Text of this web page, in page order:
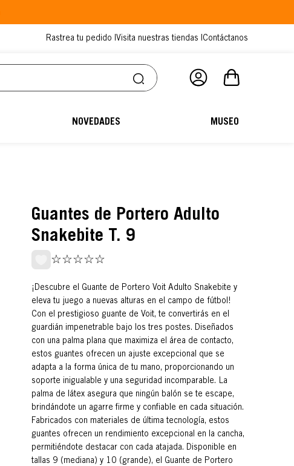
Rastrea tu pedido |Visita nuestras tiendas |Contáctanos
NOVEDADES MUSEO
Guantes de Portero Adulto
Snakebite T. 9
☆☆☆☆☆
¡Descubre el Guante de Portero Voit Adulto Snakebite y
eleva tu juego a nuevas alturas en el campo de fútbol!
Con el prestigioso guante de Voit, te convertirás en el
guardián impenetrable bajo los tres postes. Diseñados
con una palma plana que maximiza el área de contacto,
estos guantes ofrecen un ajuste excepcional que se
adapta a la forma única de tu mano, proporcionando un
soporte inigualable y una seguridad incomparable. La
palma de látex asegura que ningún balón se te escape,
brindándote un agarre firme y confiable en cada situación.
Fabricados con materiales de última tecnología, estos
guantes ofrecen un rendimiento excepcional en la cancha,
permitiéndote destacar con cada atajada. Disponible en
tallas 9 (mediana) y 10 (grande), el Guante de Portero